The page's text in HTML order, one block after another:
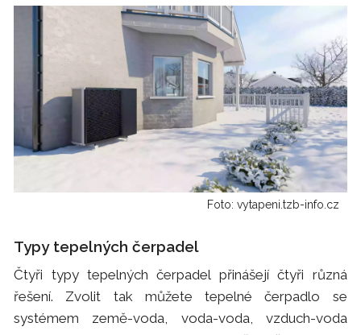
Foto: vytapeni.tzb-info.cz
Typy tepelných čerpadel
Čtyři typy tepelných čerpadel přinášejí čtyři různá
řešení. Zvolit tak můžete tepelné čerpadlo se
systémem země-voda, voda-voda, vzduch-voda